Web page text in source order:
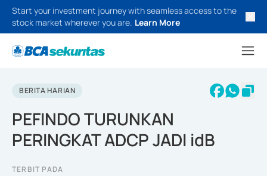
Start your investment journey with seamless access to the
stock market wherever you are. Learn More
BERITA HARIAN
PEFINDO TURUNKAN
PERINGKAT ADCP JADI idB
TERBIT PADA